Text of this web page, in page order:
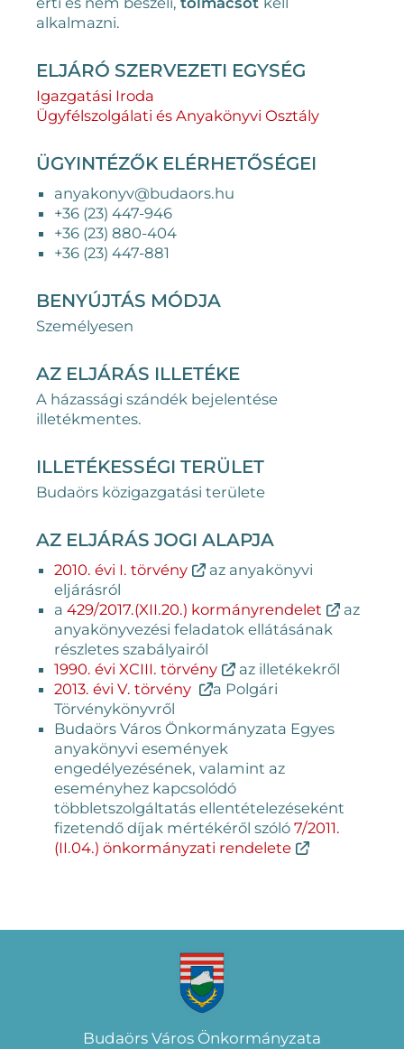
alkalmazni.
ELJÁRÓ SZERVEZETI EGYSÉG
Igazgatási Iroda
Ügyfélszolgálati és Anyakönyvi Osztály
ÜGYINTÉZŐK ELÉRHETŐSÉGEI
anyakonyv@budaors.hu
+36 (23) 447-946
+36 (23) 880-404
+36 (23) 447-881
BENYÚJTÁS MÓDJA
Személyesen
AZ ELJÁRÁS ILLETÉKE
A házassági szándék bejelentése
illetékmentes.
ILLETÉKESSÉGI TERÜLET
Budaörs közigazgatási területe
AZ ELJÁRÁS JOGI ALAPJA
2010. évi I. törvény
az anyakönyvi
eljárásról
a 429/2017.(XII.20.) kormányrendelet
az
anyakönyvezési feladatok ellátásának
részletes szabályairól
1990. évi XCIII. törvény
az illetékekről
2013. évi V. törvény
a Polgári
Törvénykönyvről
Budaörs Város Önkormányzata Egyes
anyakönyvi események
engedélyezésének, valamint az
eseményhez kapcsolódó
többletszolgáltatás ellentételezéseként
fizetendő díjak mértékéről szóló 7/2011.
(II.04.) önkormányzati rendelete
Budaörs Város Önkormányzata